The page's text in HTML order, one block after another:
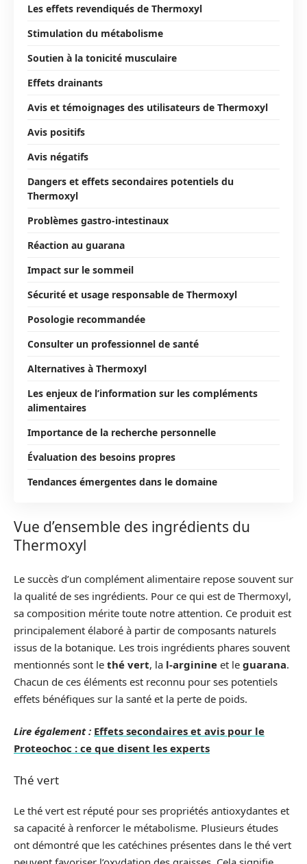
Les effets revendiqués de Thermoxyl
Stimulation du métabolisme
Soutien à la tonicité musculaire
Effets drainants
Avis et témoignages des utilisateurs de Thermoxyl
Avis positifs
Avis négatifs
Dangers et effets secondaires potentiels du
Thermoxyl
Problèmes gastro-intestinaux
Réaction au guarana
Impact sur le sommeil
Sécurité et usage responsable de Thermoxyl
Posologie recommandée
Consulter un professionnel de santé
Alternatives à Thermoxyl
Les enjeux de l’information sur les compléments
alimentaires
Importance de la recherche personnelle
Évaluation des besoins propres
Tendances émergentes dans le domaine
Vue d’ensemble des ingrédients du
Thermoxyl
Le succès d’un complément alimentaire repose souvent sur
la qualité de ses ingrédients. Pour ce qui est de Thermoxyl,
sa composition mérite toute notre attention. Ce produit est
principalement élaboré à partir de composants naturels
issus de la botanique. Les trois ingrédients phares souvent
mentionnés sont le thé vert, la l-arginine et le guarana.
Chacun de ces éléments est reconnu pour ses potentiels
effets bénéfiques sur la santé et la perte de poids.
Lire également : Effets secondaires et avis pour le
Proteochoc : ce que disent les experts
Thé vert
Le thé vert est réputé pour ses propriétés antioxydantes et
sa capacité à renforcer le métabolisme. Plusieurs études
ont démontré que les catéchines présentes dans le thé vert